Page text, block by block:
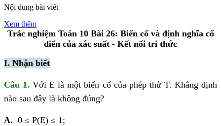
Nội dung bài viết
Xem thêm
Trắc nghiệm Toán 10 Bài 26: Biến cố và định nghĩa cổ
điển của xác suất - Kết nối tri thức
I. Nhận biết
Câu 1. Với E là một biến cố của phép thử T. Khẳng định
nào sau đây là không đúng?
A. 0 ≤ P(E) ≤ 1;